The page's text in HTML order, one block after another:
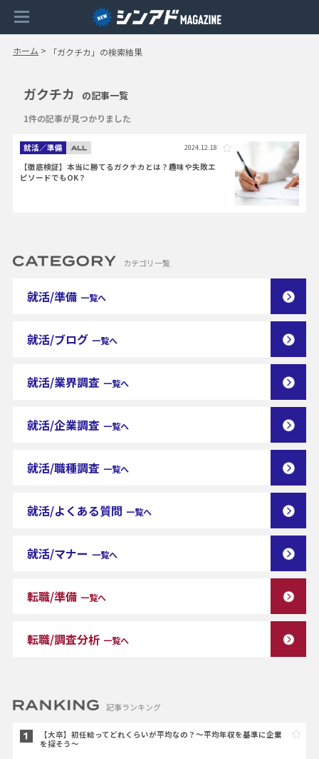
ホーム > 「ガクチカ」の検索結果
ガクチカ の記事一覧
1件の記事が見つかりました
就活／準備 2024.12.18
【徹底検証】本当に勝てるガクチカとは？趣味や失敗エ
ピソードでもOK？
カテゴリ一覧
就活/準備 一覧へ
就活/ブログ 一覧へ
就活/業界調査 一覧へ
就活/企業調査 一覧へ
就活/職種調査 一覧へ
就活/よくある質問 一覧へ
就活/マナー 一覧へ
転職/準備 一覧へ
転職/調査分析 一覧へ
記事ランキング
【大卒】初任給ってどれくらいが平均なの？～平均年収を基準に企業
を探そう～